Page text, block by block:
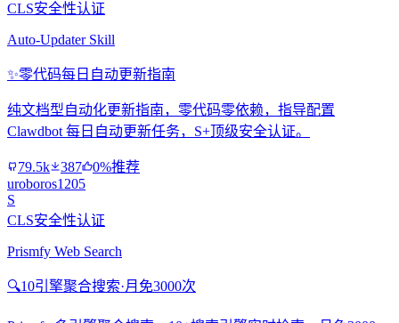
CLS安全性认证
Auto-Updater Skill
✨零代码每日自动更新指南
纯文档型自动化更新指南，零代码零依赖，指导配置
Clawdbot 每日自动更新任务，S+顶级安全认证。
79.5k 387
0%推荐
uroboros1205
S
CLS安全性认证
Prismfy Web Search
🔍10引擎聚合搜索·月免3000次